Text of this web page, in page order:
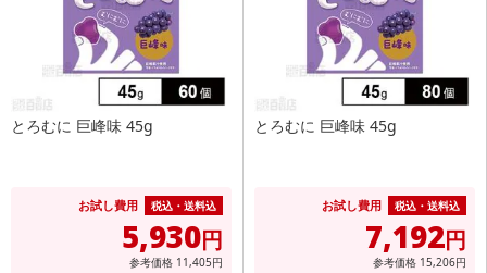
とろむに 巨峰味 45g
お試し費用 税込・送料込
5,930円
参考価格 11,405円
とろむに 巨峰味 45g
お試し費用 税込・送料込
7,192円
参考価格 15,206円